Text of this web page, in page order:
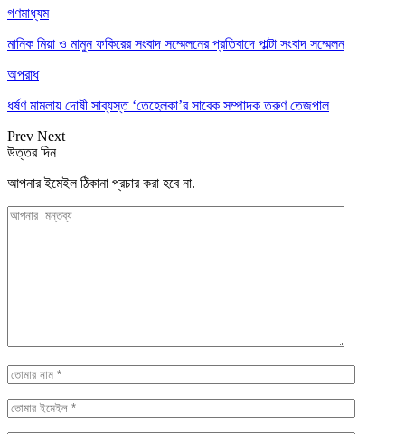
গণমাধ্যম
মানিক মিয়া ও মামুন ফকিরের সংবাদ সম্মেলনের প্রতিবাদে পাল্টা সংবাদ সম্মেলন
অপরাধ
ধর্ষণ মামলায় দোষী সাব্যস্ত ‘তেহেলকা’র সাবেক সম্পাদক তরুণ তেজপাল
Prev Next
উত্তর দিন
আপনার ইমেইল ঠিকানা প্রচার করা হবে না.